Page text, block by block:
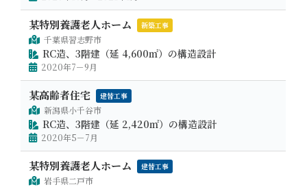
某特別養護老人ホーム 新築工事
千葉県習志野市
RC造、3階建（延 4,600㎡）の構造設計
2020年7－9月
某高齢者住宅 建替工事
新潟県小千谷市
RC造、3階建（延 2,420㎡）の構造設計
2020年5－7月
某特別養護老人ホーム 建替工事
岩手県二戸市